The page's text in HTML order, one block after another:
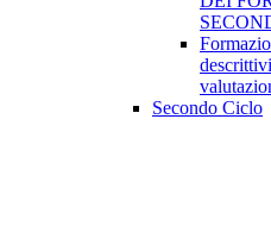
Secondo Ciclo